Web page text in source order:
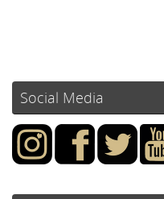
Social Media